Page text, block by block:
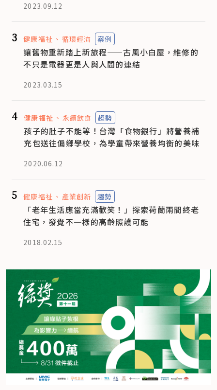
2023.09.12
3 健康福祉 循環經濟 案例
讓舊物重新踏上新旅程——古風小白屋，維修的
不只是電器更是人與人間的連結
2023.03.15
4 健康福祉 永續飲食 趨勢
孩子的肚子不能等！台灣「食物銀行」將營養補
充包送往偏鄉學校，為學童帶來營養均衡的美味
2020.06.12
5 健康福祉 產業創新 趨勢
「老年生活應當充滿歡笑！」探索荷蘭兩間終老
住宅，發覺不一樣的高齡照護可能
2018.02.15